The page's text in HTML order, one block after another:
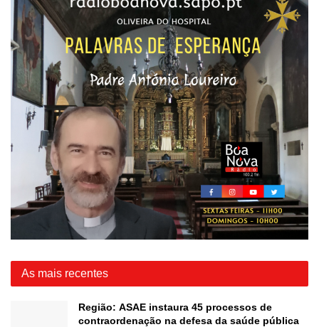
As mais recentes
Região: ASAE instaura 45 processos de
contraordenação na defesa da saúde pública